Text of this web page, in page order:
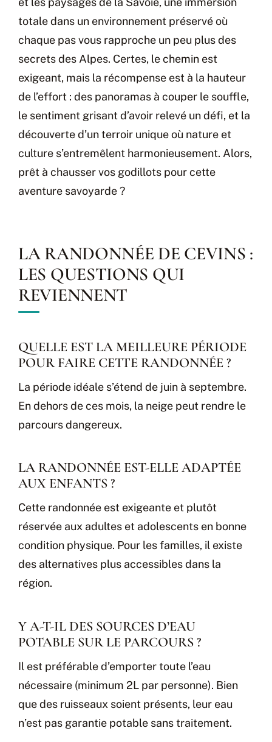
totale dans un environnement préservé où
chaque pas vous rapproche un peu plus des
secrets des Alpes. Certes, le chemin est
exigeant, mais la récompense est à la hauteur
de l’effort : des panoramas à couper le souffle,
le sentiment grisant d’avoir relevé un défi, et la
découverte d’un terroir unique où nature et
culture s’entremêlent harmonieusement. Alors,
prêt à chausser vos godillots pour cette
aventure savoyarde ?
LA RANDONNÉE DE CEVINS :
LES QUESTIONS QUI
REVIENNENT
QUELLE EST LA MEILLEURE PÉRIODE
POUR FAIRE CETTE RANDONNÉE ?
La période idéale s’étend de juin à septembre.
En dehors de ces mois, la neige peut rendre le
parcours dangereux.
LA RANDONNÉE EST-ELLE ADAPTÉE
AUX ENFANTS ?
Cette randonnée est exigeante et plutôt
réservée aux adultes et adolescents en bonne
condition physique. Pour les familles, il existe
des alternatives plus accessibles dans la
région.
Y A-T-IL DES SOURCES D’EAU
POTABLE SUR LE PARCOURS ?
Il est préférable d’emporter toute l’eau
nécessaire (minimum 2L par personne). Bien
que des ruisseaux soient présents, leur eau
n’est pas garantie potable sans traitement.